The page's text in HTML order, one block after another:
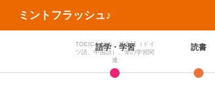
ミントフラッシュ♪
語学・学習
TOEICを始め、英会話（ドイ
ツ語、中国語）、等の学習関
連
読書